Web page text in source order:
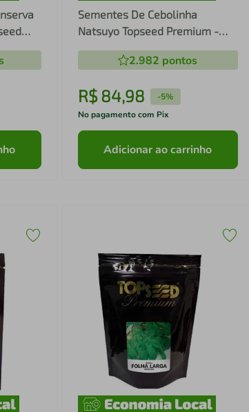
Sementes De Cebolinha
Natsuyo Topseed Premium -
50g
2.982 pontos
R$ 84,98 -5%
No pagamento com Pix
Adicionar ao carrinho